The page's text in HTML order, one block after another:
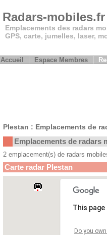
Radars-mobiles.fr
Emplacements des radars
GPS, carte, jumelles, laser,
Accueil Espace Membres
Plestan : Emplacements de
Emplacements de radars
2 emplacement(s) de radars
Carte radar Plestan
This
Do you